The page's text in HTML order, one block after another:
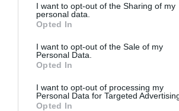
I want to opt-out of the Sharing of my
personal data.
Opted In
I want to opt-out of the Sale of my
Personal Data.
Opted In
I want to opt-out of processing my
Personal Data for Targeted
Opted In